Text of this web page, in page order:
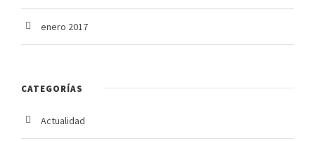
enero 2017
CATEGORÍAS
Actualidad